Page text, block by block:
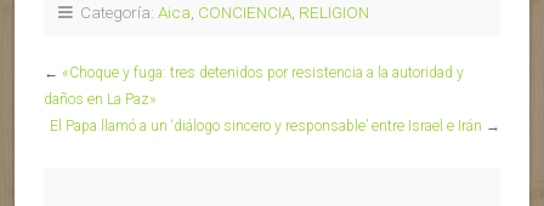
Categoría: Aica CONCIENCIA RELIGION
← «Choque y fuga: tres detenidos por resistencia a la autoridad y
daños en La Paz»
El Papa llamó a un ‘diálogo sincero y responsable’ entre Israel e Irán →